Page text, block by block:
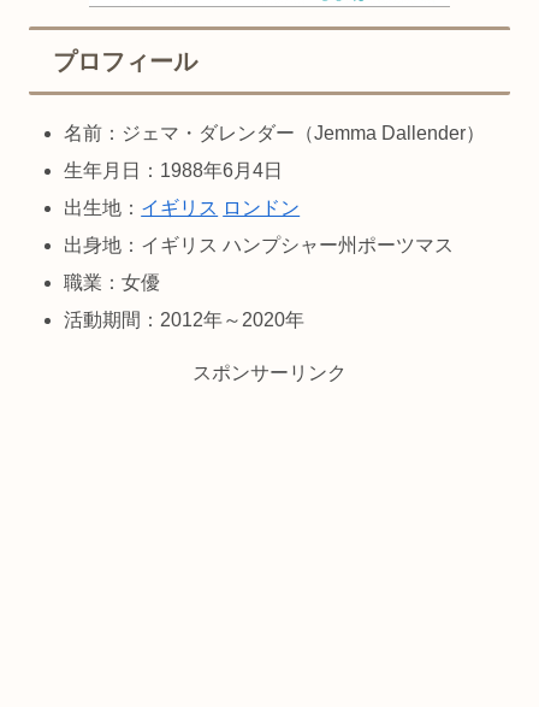
プロフィール
名前：ジェマ・ダレンダー（Jemma Dallender）
生年月日：1988年6月4日
出生地： イギリス ロンドン
出身地：イギリス ハンプシャー州ポーツマス
職業：女優
活動期間：2012年～2020年
スポンサーリンク